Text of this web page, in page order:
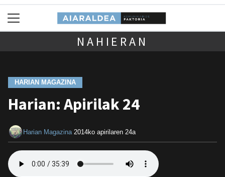
NAHIERAN
HARIAN MAGAZINA
Harian: Apirilak 24
Harian Magazina 2014ko apirilaren 24a